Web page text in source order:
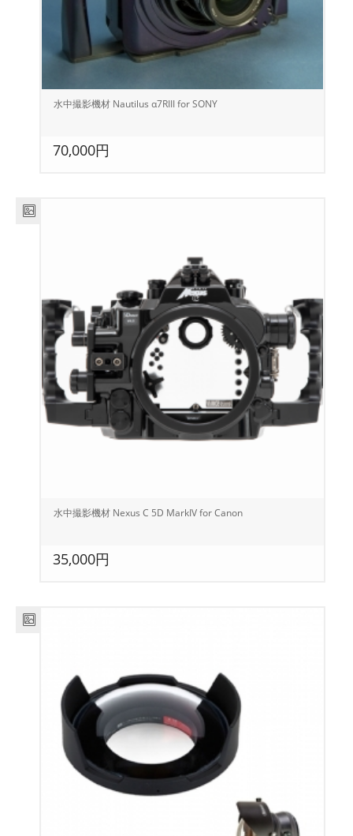
水中撮影機材 Nautilus α7RIII for SONY
70,000円
水中撮影機材 Nexus C 5D MarkIV for Canon
35,000円